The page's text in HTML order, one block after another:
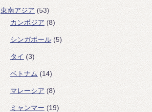
東南アジア (53)
カンボジア (8)
シンガポール (5)
タイ (3)
ベトナム (14)
マレーシア (8)
ミャンマー(19)